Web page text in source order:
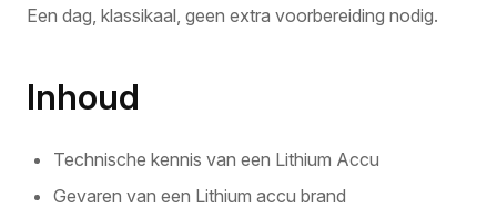
Een dag, klassikaal, geen extra voorbereiding nodig.
Inhoud
Technische kennis van een Lithium Accu
Gevaren van een Lithium accu brand